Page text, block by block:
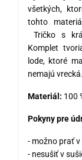
všetkých,
tohto
Tričko s
Komplet
lode, ktoré
nemajú vrecká.
Materiál: 100
Pokyny pre
- možno prať v
- nesušiť v